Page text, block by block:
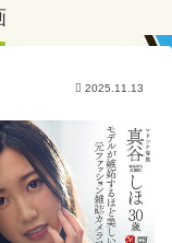
2025.11.13